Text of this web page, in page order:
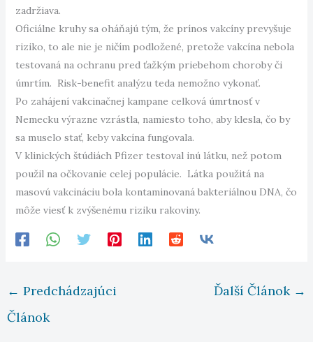
zadržiava.
Oficiálne kruhy sa oháňajú tým, že prínos vakcíny prevyšuje
riziko, to ale nie je ničím podložené, pretože vakcína nebola
testovaná na ochranu pred ťažkým priebehom choroby či
úmrtím. Risk-benefit analýzu teda nemožno vykonať.
Po zahájení vakcinačnej kampane celková úmrtnosť v
Nemecku výrazne vzrástla, namiesto toho, aby klesla, čo by
sa muselo stať, keby vakcína fungovala.
V klinických štúdiách Pfizer testoval inú látku, než potom
použil na očkovanie celej populácie. Látka použitá na
masovú vakcináciu bola kontaminovaná bakteriálnou DNA, čo
môže viesť k zvýšenému riziku rakoviny.
← Predchádzajúci
Článok
Ďalší Článok →